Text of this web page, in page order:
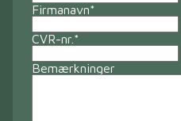
Firmanavn*
CVR-nr. *
Bemærkninger